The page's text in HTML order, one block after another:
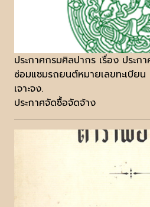
ประกาศกรมศิลปากร เรื่อง ประก
ซ่อมแซมรถยนต์หมายเลขทะเบีย
เจาะจง.
ประกาศจัดซื้อจัดจ้าง